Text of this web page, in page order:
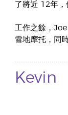
了將近 12年，
工作之餘，
雪地摩托，同
Kevin